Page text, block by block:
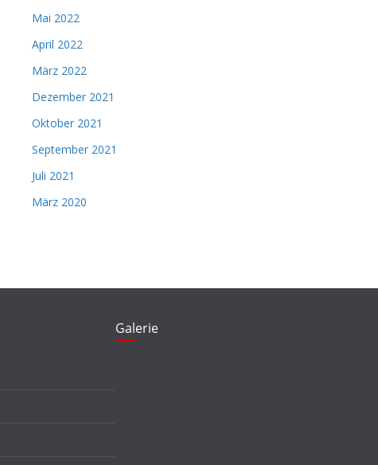
Mai 2022
April 2022
März 2022
Dezember 2021
Oktober 2021
September 2021
Juli 2021
März 2020
Galerie